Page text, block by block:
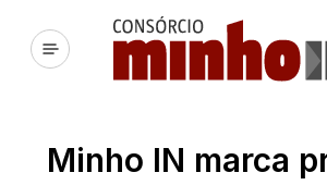
Minho IN marca